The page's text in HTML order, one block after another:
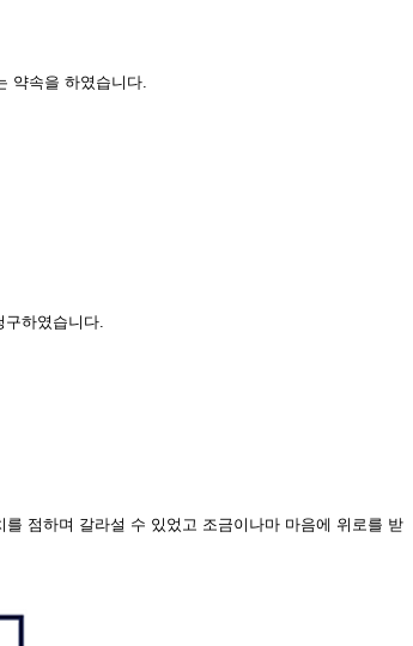
약속을 하였습니다.
하였습니다.
점하며 갈라설 수 있었고 조금이나마 마음에 위로를 받